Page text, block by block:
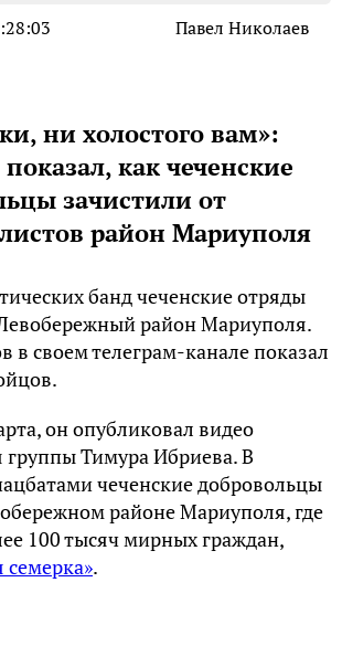
Павел Николаев
ни холостого вам»:
как чеченские
зачистили от
район Мариуполя
банд чеченские отряды
район Мариуполя.
в своем телеграм-канале показал
он опубликовал видео
группы Тимура Ибриева. В
чеченские добровольцы
районе Мариуполя, где
100 тысяч мирных граждан,
семерка».